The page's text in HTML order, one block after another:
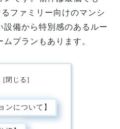
ファミリー向けのマンシ
設備から特別感のあるルー
プランもあります。
ンについて】